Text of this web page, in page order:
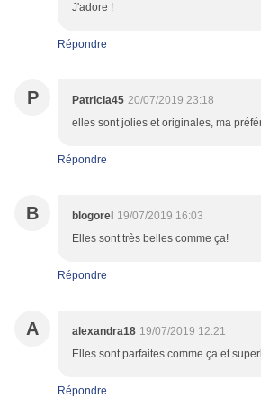
J'adore !
Répondre
P Patricia45 20/07/2019 23:18
elles sont jolies et originales, ma
Répondre
B blogorel 19/07/2019 16:03
Elles sont très belles comme ça!
Répondre
A alexandra18 19/07/2019 12:21
Elles sont parfaites comme ça et
Répondre